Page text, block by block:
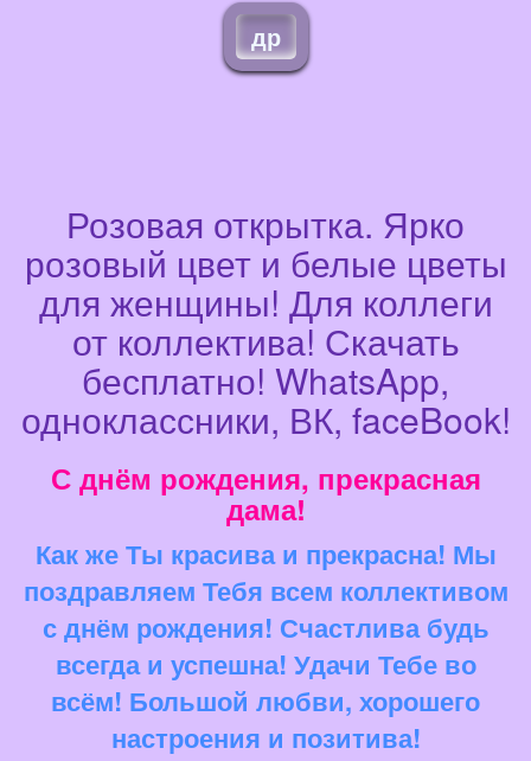
др
Розовая открытка. Ярко
розовый цвет и белые цветы
для женщины! Для коллеги
от коллектива! Скачать
бесплатно! WhatsApp,
одноклассники, ВК, faceBook!
С днём рождения, прекрасная
дама!
Как же Ты красива и прекрасна! Мы
поздравляем Тебя всем коллективом
с днём рождения! Счастлива будь
всегда и успешна! Удачи Тебе во
всём! Большой любви, хорошего
настроения и позитива!